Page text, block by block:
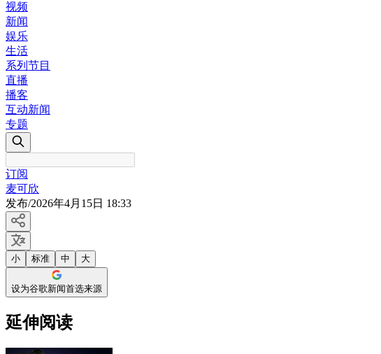
视频
新闻
娱乐
生活
系列节目
直播
播客
互动新闻
专题
订阅
麦可欣
发布/2026年4月15日 18:33
小 标准 中 大
设为谷歌新闻首选来源
延伸阅读